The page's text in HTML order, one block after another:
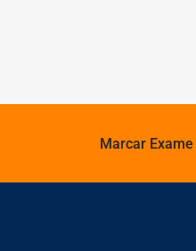
Marcar Exame